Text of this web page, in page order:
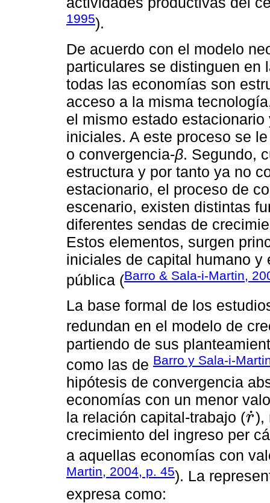
1995).
De acuerdo con el modelo
particulares se distinguen en
todas las economías son
acceso a la misma
el mismo estado
iniciales. A este proceso se
o convergencia-β. Segundo,
estructura y por tanto ya no
estacionario, el proceso de
escenario, existen distintas
diferentes sendas de
Estos elementos, surgen
iniciales de capital humano
pública (Barro & Sala-i-Martin,
La base formal de los
redundan en el modelo de
partiendo de sus
como las de Barro y Sala-i-
hipótesis de convergencia
economías con un menor
la relación capital-trabajo (r
˙
r˙
),
crecimiento del ingreso per
a aquellas economías con
Martin, 2004, p. 45). La
expresa como: